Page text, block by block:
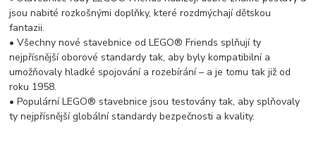
jsou nabité rozkošnými doplňky, které rozdmýchají dětskou
fantazii.
• Všechny nové stavebnice od LEGO® Friends splňují ty
nejpřísnější oborové standardy tak, aby byly kompatibilní a
umožňovaly hladké spojování a rozebírání – a je tomu tak již od
roku 1958.
• Populární LEGO® stavebnice jsou testovány tak, aby splňovaly
ty nejpřísnější globální standardy bezpečnosti a kvality.